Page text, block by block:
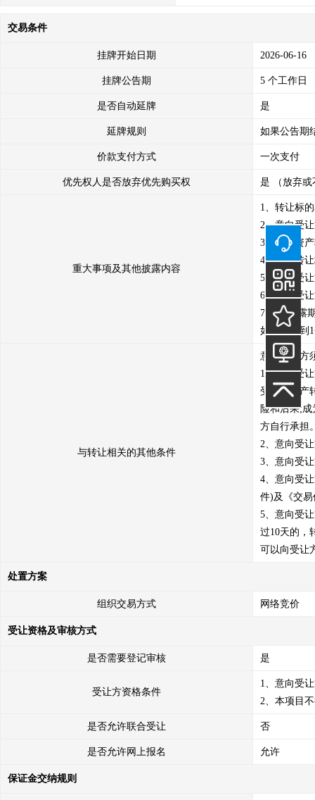
交易条件
挂牌开始日期 2026-06-16
挂牌公告期 5 个工作日
是否自动延牌 是
延牌规则 如果公告期
价款支付方式 一次支付
优先权人是否放弃优先购买权 是 （放弃或
重大事项及其他披露内容
1、转让标
2、意向受
3、本次资
4、本次转
5、意向受
6、意向受
7.信息披露
如仅征集到
与转让相关的其他条件
意向受让方
1、意向受
受本次资产
险和后果;
方自行承担
2、意向受
3、意向受
4、意向受
件)及《交
5、意向受
过10天的，
可以向受让
处置方案
组织交易方式 网络竞价
受让资格及审核方式
是否需要登记审核 是
受让方资格条件
1、意向受
2、本项目
是否允许联合受让 否
是否允许网上报名 允许
保证金交纳规则